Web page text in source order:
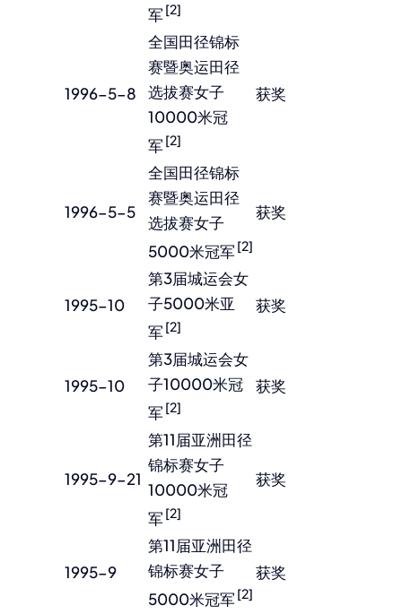
军 [2]
1996-5-8
全国田径锦标
赛暨奥运田径
选拔赛女子
10000米冠
军 [2]
获奖
1996-5-5
全国田径锦标
赛暨奥运田径
选拔赛女子
5000米冠军 [2]
获奖
1995-10
第3届城运会女
子5000米亚
军 [2]
获奖
1995-10
第3届城运会女
子10000米冠
军 [2]
获奖
1995-9-21
第11届亚洲田径
锦标赛女子
10000米冠
军 [2]
获奖
1995-9
第11届亚洲田径
锦标赛女子
5000米冠军 [2]
获奖